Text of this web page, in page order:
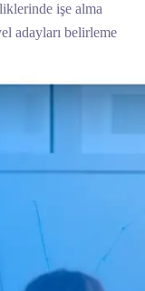
işe alma
adayları belirleme